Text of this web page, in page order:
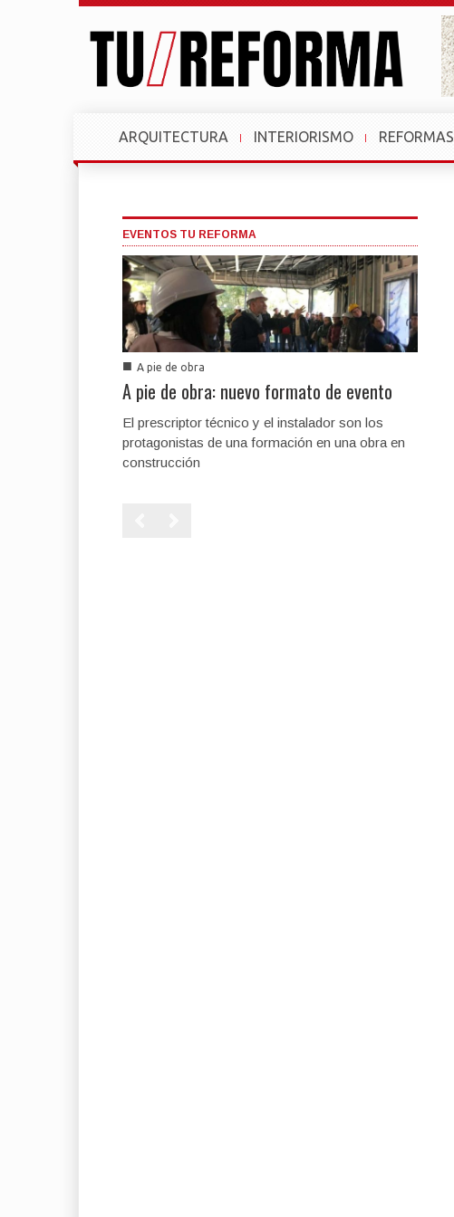
ARQUITECTURA INTERIORISMO REFORMAS
EVENTOS TU REFORMA
■ A pie de obra
A pie de obra: nuevo formato de evento
El prescriptor técnico y el instalador son los
protagonistas de una formación en una obra en
construcción